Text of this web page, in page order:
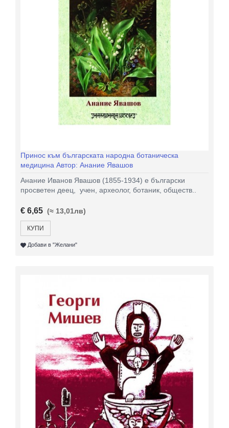
Принос към българската народна ботаническа
медицина Автор: Анание Явашов
Анание Иванов Явашов (1855-1934) е български
просветен деец, учен, археолог, ботаник, обществ..
€ 6,65 (≈ 13,01лв)
КУПИ
Добави в "Желани"